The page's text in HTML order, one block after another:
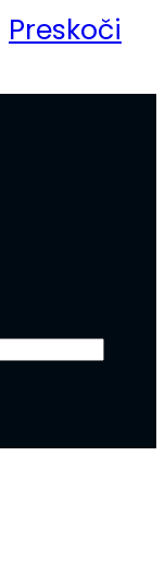
Preskoči